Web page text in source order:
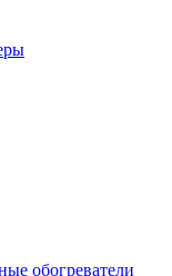
обогреватели